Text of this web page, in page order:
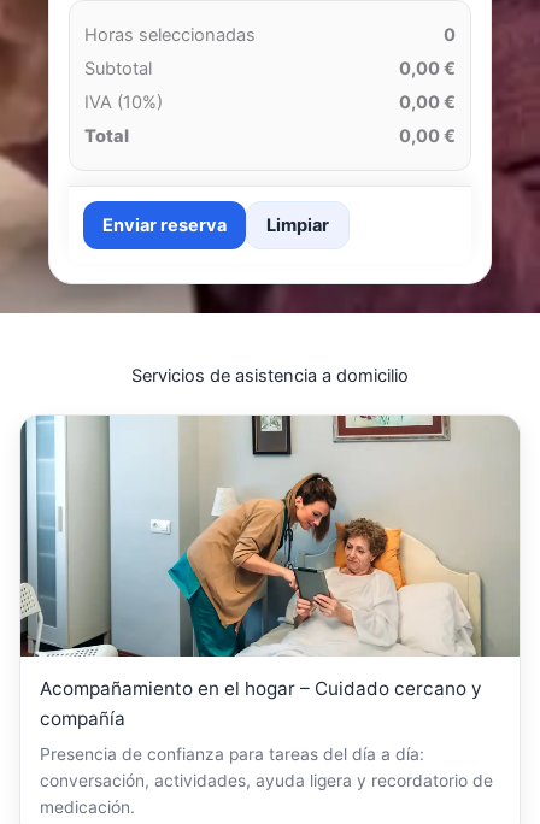
Horas seleccionadas
0
Subtotal
0,00 €
IVA (10%)
0,00 €
Total
0,00 €
Enviar reserva Limpiar
Servicios de asistencia a domicilio
Acompañamiento en el hogar – Cuidado cercano y
compañía
Presencia de confianza para tareas del día a día:
conversación, actividades, ayuda ligera y recordatorio de
medicación.